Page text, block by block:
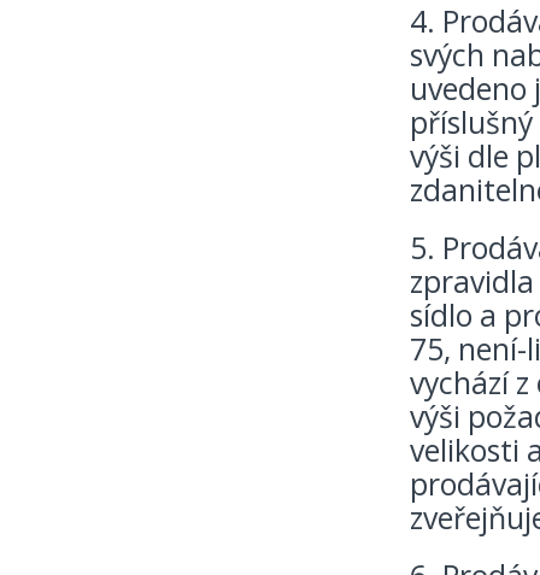
4.
svých
uvedeno
výši dle
5.
sídlo a
75, není-
vychází
výši
velikosti